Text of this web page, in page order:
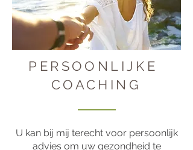
PERSOONLIJKE
COACHING
U kan bij mij terecht voor persoonlijk
advies om uw gezondheid te